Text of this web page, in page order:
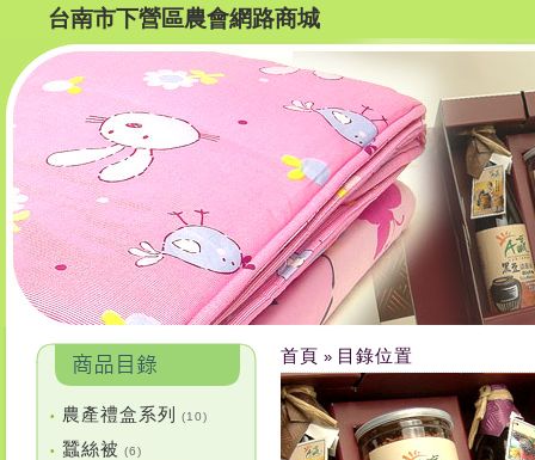
台南市下營區農會網路商城
• 農產禮盒系列 (10)
• 蠶絲被 (6)
首頁 » 目錄位置